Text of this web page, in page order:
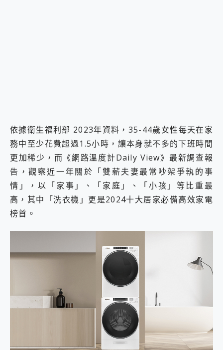
依據衛生福利部 2023年資料，35-44歲女性每天在家
務中至少花費超過1.5小時，讓本身就不多的下班時間
更加稀少，而《網路溫度計Daily View》最新調查報
告，觀察近一年關於「雙薪夫妻最常吵架爭執的事
情」，以「家事」、「家庭」、「小孩」等比重最
高，其中「洗衣機」更是2024十大居家必備高效家電
榜首。